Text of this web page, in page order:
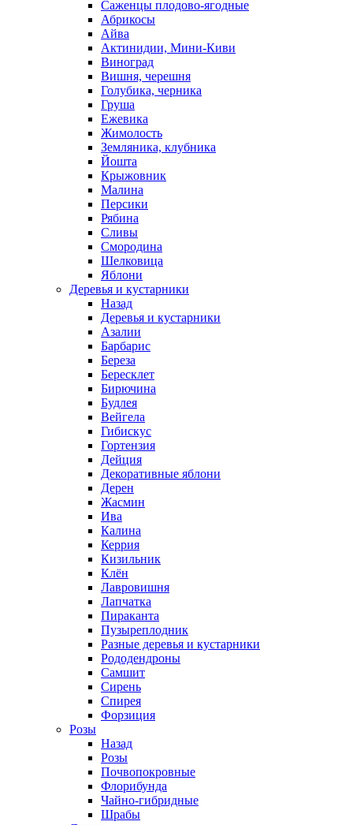
Саженцы плодово-ягодные
Абрикосы
Айва
Актинидии, Мини-Киви
Виноград
Вишня, черешня
Голубика, черника
Груша
Ежевика
Жимолость
Земляника, клубника
Йошта
Крыжовник
Малина
Персики
Рябина
Сливы
Смородина
Шелковица
Яблони
Деревья и кустарники
Назад
Деревья и кустарники
Азалии
Барбарис
Береза
Бересклет
Бирючина
Будлея
Вейгела
Гибискус
Гортензия
Дейция
Декоративные яблони
Дерен
Жасмин
Ива
Калина
Керрия
Кизильник
Клён
Лавровишня
Лапчатка
Пираканта
Пузыреплодник
Разные деревья и кустарники
Рододендроны
Самшит
Сирень
Спирея
Форзиция
Розы
Назад
Розы
Почвопокровные
Флорибунда
Чайно-гибридные
Шрабы